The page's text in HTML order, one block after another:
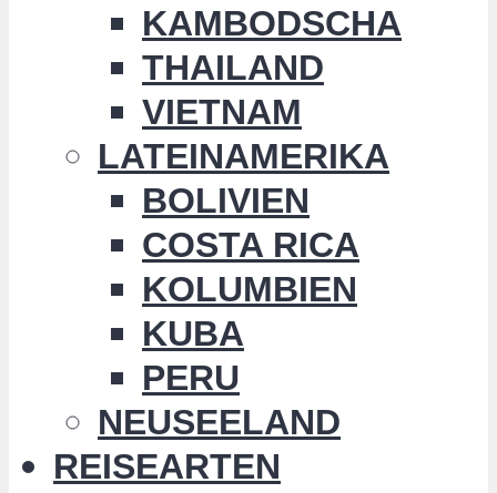
KAMBODSCHA
THAILAND
VIETNAM
LATEINAMERIKA
BOLIVIEN
COSTA RICA
KOLUMBIEN
KUBA
PERU
NEUSEELAND
REISEARTEN